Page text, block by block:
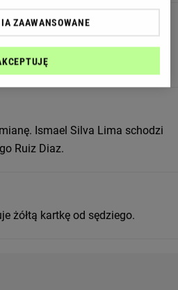
zmianę. Juan Manuel Boselli
Juan Castillo.
Ismael Silva Lima schodzi
Ruiz Diaz.
żółtą kartkę od sędziego.
ZAAWANSOWANE